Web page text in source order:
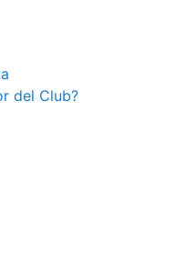
del Club?